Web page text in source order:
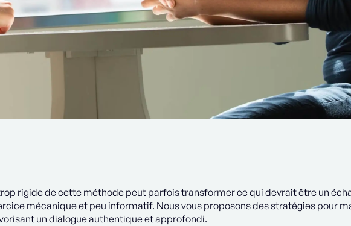
rigide de cette méthode peut parfois transformer ce qui devrait être un
mécanique et peu informatif. Nous vous proposons des stratégies pour
un dialogue authentique et approfondi.